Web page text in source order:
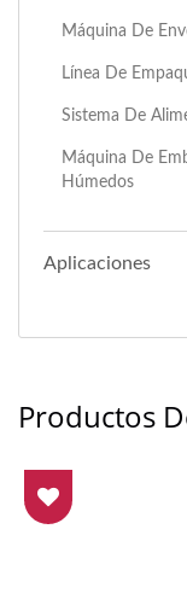
Máquina De
Línea De
Sistema De
Máquina De
Húmedos
Aplicaciones
Productos